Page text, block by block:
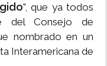
", que ya todos
del Consejo de
nombrado en un
Interamericana de